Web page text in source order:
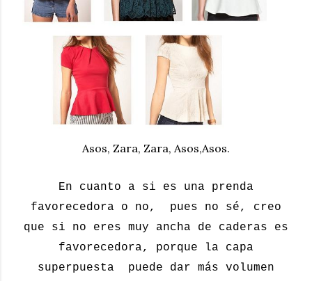
Asos, Zara, Zara, Asos,Asos.
En cuanto a si es una prenda
favorecedora o no, pues no sé, creo
que si no eres muy ancha de caderas es
favorecedora, porque la capa
superpuesta puede dar más volumen